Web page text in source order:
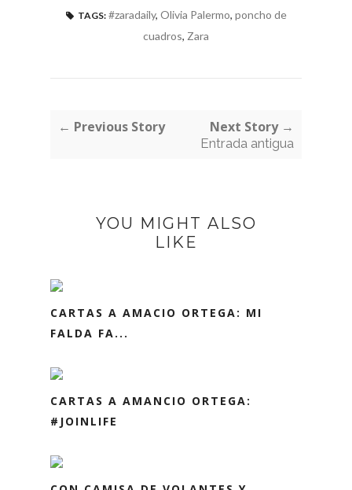
TAGS: #zaradaily, Olivia Palermo, poncho de
cuadros, Zara
← Previous Story Next Story →
Entrada antigua
YOU MIGHT ALSO
LIKE
CARTAS A AMACIO ORTEGA: MI
FALDA FA...
CARTAS A AMANCIO ORTEGA:
#JOINLIFE